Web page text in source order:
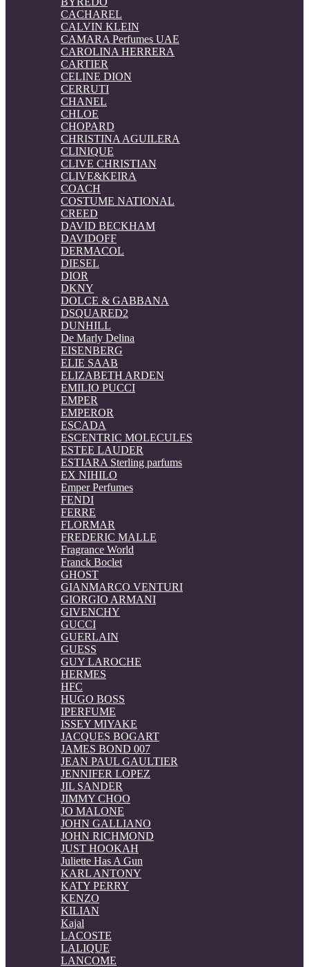
CACHAREL
CALVIN KLEIN
CAMARA Perfumes UAE
CAROLINA HERRERA
CARTIER
CELINE DION
CERRUTI
CHANEL
CHLOE
CHOPARD
CHRISTINA AGUILERA
CLINIQUE
CLIVE CHRISTIAN
CLIVE&KEIRA
COACH
COSTUME NATIONAL
CREED
DAVID BECKHAM
DAVIDOFF
DERMACOL
DIESEL
DIOR
DKNY
DOLCE & GABBANA
DSQUARED2
DUNHILL
De Marly Delina
EISENBERG
ELIE SAAB
ELIZABETH ARDEN
EMILIO PUCCI
EMPER
EMPEROR
ESCADA
ESCENTRIC MOLECULES
ESTEE LAUDER
ESTIARA Sterling parfums
EX NIHILO
Emper Perfumes
FENDI
FERRE
FLORMAR
FREDERIC MALLE
Fragrance World
Franck Boclet
GHOST
GIANMARCO VENTURI
GIORGIO ARMANI
GIVENCHY
GUCCI
GUERLAIN
GUESS
GUY LAROCHE
HERMES
HFC
HUGO BOSS
IPERFUME
ISSEY MIYAKE
JACQUES BOGART
JAMES BOND 007
JEAN PAUL GAULTIER
JENNIFER LOPEZ
JIL SANDER
JIMMY CHOO
JO MALONE
JOHN GALLIANO
JOHN RICHMOND
JUST HOOKAH
Juliette Has A Gun
KARL ANTONY
KATY PERRY
KENZO
KILIAN
Kajal
LACOSTE
LALIQUE
LANCOME